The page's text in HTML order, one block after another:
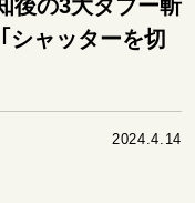
10代の挫折と原点
後の3大タブー斬
シャッターを切
2024.4.14